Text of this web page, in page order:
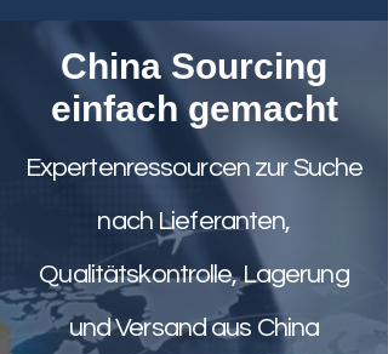
China Sourcing
einfach gemacht
Expertenressourcen zur Suche
nach Lieferanten,
Qualitätskontrolle, Lagerung
und Versand aus China